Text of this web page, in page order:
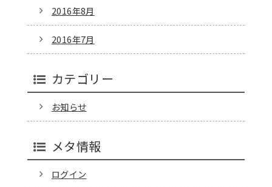
2016年8月
2016年7月
カテゴリー
お知らせ
メタ情報
ログイン